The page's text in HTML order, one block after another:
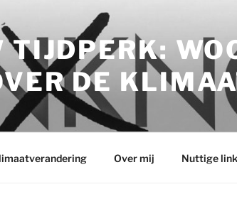
TIJDPERK:
DE
Over mij Nuttige